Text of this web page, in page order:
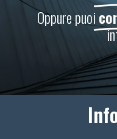
Oppure puoi